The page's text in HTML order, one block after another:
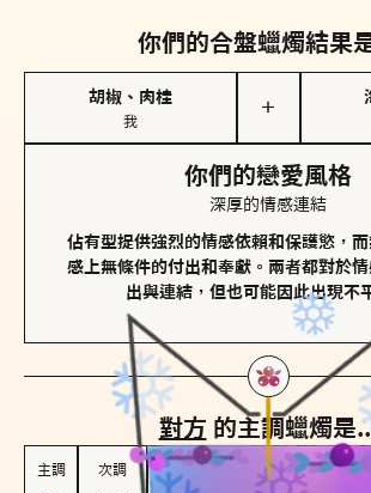
你們的合盤蠟燭結果
胡椒、肉桂
我
＋
你們的戀愛風格
深厚的情感連結
佔有型提供強烈的情感依賴和保護慾，
感上無條件的付出和奉獻。兩者都對於
出與連結，但也可能因此出現不
對方 的主調蠟燭是
主調 次調